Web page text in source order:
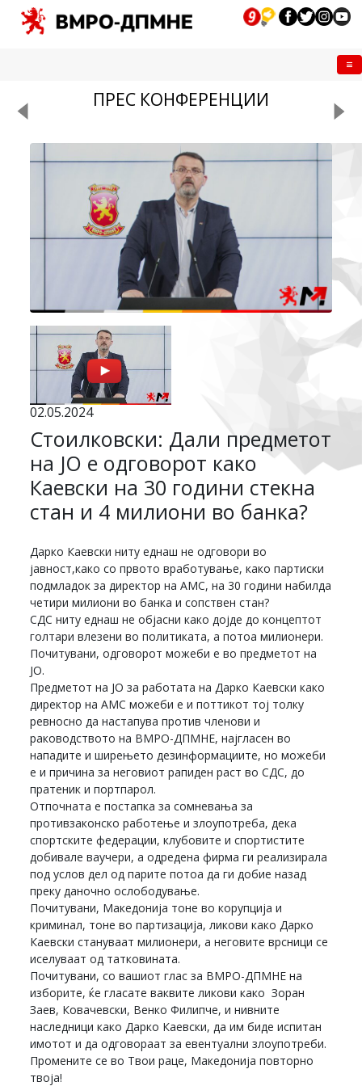
ПРЕС КОНФЕРЕНЦИИ
02.05.2024
Стоилковски: Дали предметот
на ЈО е одговорот како
Каевски на 30 години стекна
стан и 4 милиони во банка?
Дарко Каевски ниту еднаш не одговори во
јавност,како со првото вработување, како партиски
подмладок за директор на АМС, на 30 години набилда
четири милиони во банка и сопствен стан?
СДС ниту еднаш не објасни како дојде до концептот
голтари влезени во политиката, а потоа милионери.
Почитувани, одговорот можеби е во предметот на
ЈО.
Предметот на ЈО за работата на Дарко Каевски како
директор на АМС можеби е и поттикот тој толку
ревносно да настапува против членови и
раководството на ВМРО-ДПМНЕ, најгласен во
нападите и ширењето дезинформациите, но можеби
е и причина за неговиот рапиден раст во СДС, до
пратеник и портпарол.
Отпочната е постапка за сомневања за
противзаконско работење и злоупотреба, дека
спортските федерации, клубовите и спортистите
добивале ваучери, а одредена фирма ги реализирала
под услов дел од парите потоа да ги добие назад
преку даночно ослободување.
Почитувани, Македонија тоне во корупција и
криминал, тоне во партизација, ликови како Дарко
Каевски стануваат милионери, а неговите врсници се
иселуваат од татковината.
Почитувани, со вашиот глас за ВМРО-ДПМНЕ на
изборите, ќе гласате ваквите ликови како Зоран
Заев, Ковачевски, Венко Филипче, и нивните
наследници како Дарко Каевски, да им биде испитан
имотот и да одговораат за евентуални злоупотреби.
Промените се во Твои раце, Македонија повторно
твоја!